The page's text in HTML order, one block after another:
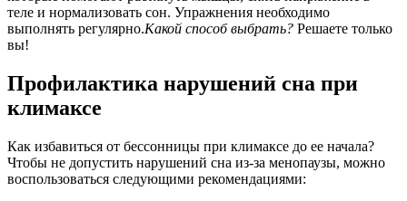
теле и нормализовать сон. Упражнения необходимо
выполнять регулярно.Какой способ выбрать? Решаете только
вы!
Профилактика нарушений сна при
климаксе
Как избавиться от бессонницы при климаксе до ее начала?
Чтобы не допустить нарушений сна из-за менопаузы, можно
воспользоваться следующими рекомендациями: